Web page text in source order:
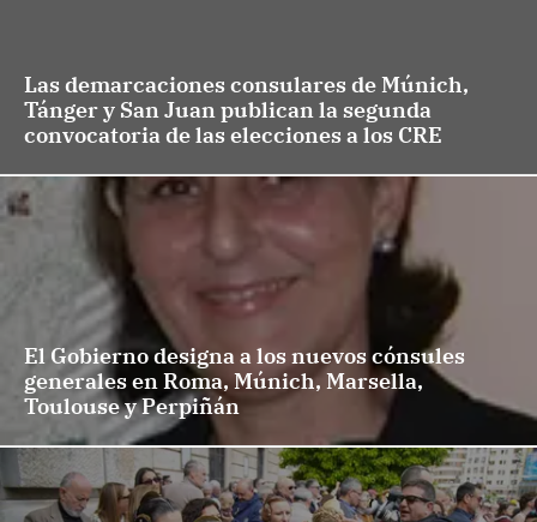
Las demarcaciones consulares de Múnich,
Tánger y San Juan publican la segunda
convocatoria de las elecciones a los CRE
El Gobierno designa a los nuevos cónsules
generales en Roma, Múnich, Marsella,
Toulouse y Perpiñán